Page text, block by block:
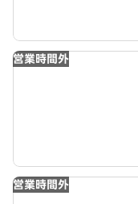
営業時間外
営業時間外